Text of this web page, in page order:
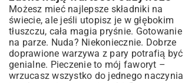
Możesz mieć najlepsze składniki na
świecie, ale jeśli utopisz je w głębokim
tłuszczu, cała magia pryśnie. Gotowanie
na parze. Nuda? Niekoniecznie. Dobrze
doprawione warzywa z pary potrafią być
genialne. Pieczenie to mój faworyt –
wrzucasz wszystko do jednego naczynia